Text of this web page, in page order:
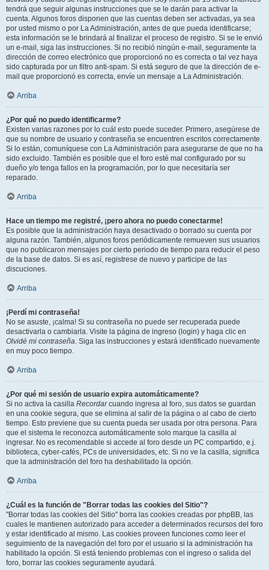
tendrá que seguir algunas instrucciones que se le darán para activar la
cuenta. Algunos foros disponen que las cuentas deben ser activadas, ya sea
por usted mismo o por La Administración, antes de que pueda identificarse;
esta información se le brindará al finalizar el proceso de registro. Si se le envió
un e-mail, siga las instrucciones. Si no recibió ningún e-mail, seguramente la
dirección de correo electrónico que proporcionó no es correcta o tal vez haya
sido capturada por un filtro anti-spam. Si está seguro de que la dirección de e-
mail que proporcionó es correcta, envíe un mensaje a La Administración.
Arriba
¿Por qué no puedo identificarme?
Existen varias razones por lo cuál esto puede suceder. Primero, asegúrese de
que su nombre de usuario y contraseña se encuentren escritos correctamente.
Si lo están, comuníquese con La Administración para asegurarse de que no ha
sido excluido. También es posible que el foro esté mal configurado por su
dueño y/o tenga fallos en la programación, por lo que necesitaría ser
reparado.
Arriba
Hace un tiempo me registré, ¡pero ahora no puedo conectarme!
Es posible que la administración haya desactivado o borrado su cuenta por
alguna razón. También, algunos foros periódicamente remueven sus usuarios
que no publicaron mensajes por cierto periodo de tiempo para reducir el peso
de la base de datos. Si es así, registrese de nuevo y participe de las
discuciones.
Arriba
¡Perdí mi contraseña!
No se asuste, ¡calma! Si su contraseña no puede ser recuperada puede
desactivarla o cambiarla. Visite la página de ingreso (login) y haga clic en
Olvidé mi contraseña. Siga las instrucciones y estará identificado nuevamente
en muy poco tiempo.
Arriba
¿Por qué mi sesión de usuario expira automáticamente?
Si no activa la casilla Recordarcuando ingresa al foro, sus datos se guardan
en una cookie segura, que se elimina al salir de la página o al cabo de cierto
tiempo. Esto previene que su cuenta pueda ser usada por otra persona. Para
que el sistema le reconozca automáticamente solo marque la casilla al
ingresar. No es recomendable si accede al foro desde un PC compartido, e.j.
biblioteca, cyber-cafés, PCs de universidades, etc. Si no ve la casilla, significa
que la administración del foro ha deshabilitado la opción.
Arriba
¿Cuál es la función de "Borrar todas las cookies del Sitio"?
"Borrar todas las cookies del Sitio" borra las cookies creadas por phpBB, las
cuales le mantienen autorizado para acceder a determinados recursos del foro
y estar identificado al mismo. Las cookies proveen funciones como leer el
seguimiento de la navegación del foro por el usuario si la administración ha
habilitado la opción. Si está teniendo problemas con el ingreso o salida del
foro, borrar las cookies seguramente ayudará.